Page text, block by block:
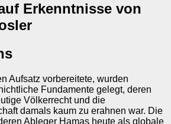
Erkenntnisse von
Aufsatz vorbereitete, wurden
Fundamente gelegt, deren
Völkerrecht und die
damals kaum zu erahnen war. Die
Ableger Hamas heute als globale